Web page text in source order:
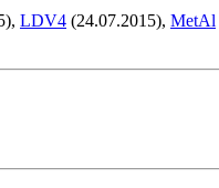
LDV4 (24.07.2015), MetAl